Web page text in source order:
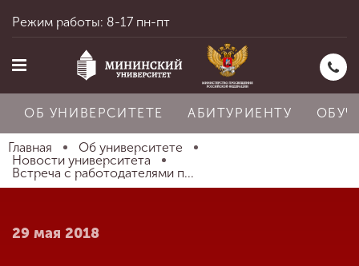
Главная
Режим работы: 8-17 пн-пт
ОБ УНИВЕРСИТЕТЕ АБИТУРИЕНТУ
Главная
Об университете
Новости университета
Встреча с работодателями п...
29 мая 2018